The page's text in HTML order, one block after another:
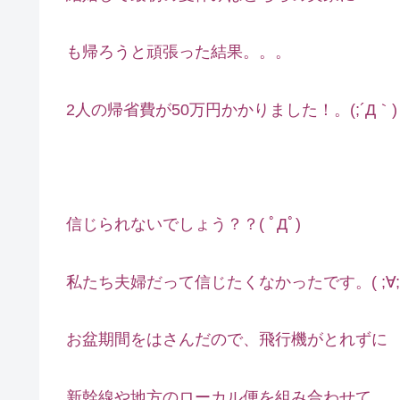
も帰ろうと頑張った結果。。。
2人の帰省費が50万円かかりました！。(;´Д｀)
信じられないでしょう？？( ﾟДﾟ)
私たち夫婦だって信じたくなかったです。(
お盆期間をはさんだので、飛行機がとれずに